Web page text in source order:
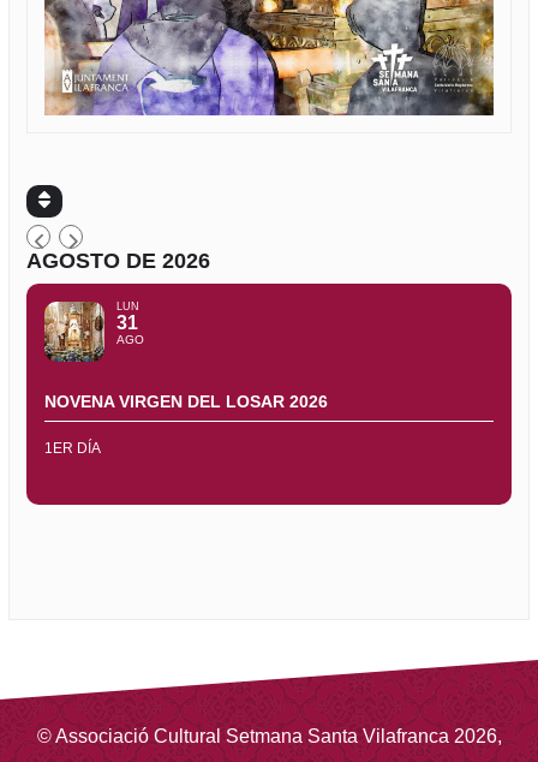
AGOSTO DE 2026
LUN
31
AGO
NOVENA VIRGEN DEL LOSAR 2026
1ER DÍA
©Associació Cultural Setmana Santa Vilafranca 2026,